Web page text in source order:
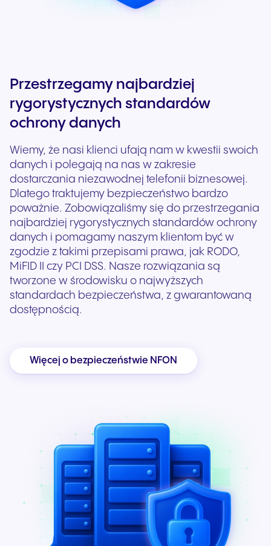
Przestrzegamy najbardziej
rygorystycznych standardów
ochrony danych
Wiemy, że nasi klienci ufają nam w kwestii swoich
danych i polegają na nas w zakresie
dostarczania niezawodnej telefonii biznesowej.
Dlatego traktujemy bezpieczeństwo bardzo
poważnie. Zobowiązaliśmy się do przestrzegania
najbardziej rygorystycznych standardów ochrony
danych i pomagamy naszym klientom być w
zgodzie z takimi przepisami prawa, jak RODO,
MiFID II czy PCI DSS. Nasze rozwiązania są
tworzone w środowisku o najwyższych
standardach bezpieczeństwa, z gwarantowaną
dostępnością.
Więcej o bezpieczeństwie NFON